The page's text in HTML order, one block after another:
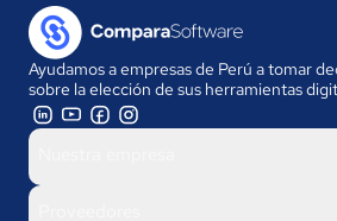
Ayudamos a empresas de Perú a tomar
sobre la elección de sus herramientas